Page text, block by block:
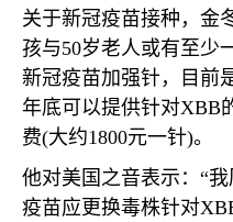
关于新冠疫苗接种，金
孩与50岁老人或有至少
新冠疫苗加强针，目前
年底可以提供针对XBB
费(大约1800元一针)。
他对美国之音表示：“
疫苗应更换毒株针对